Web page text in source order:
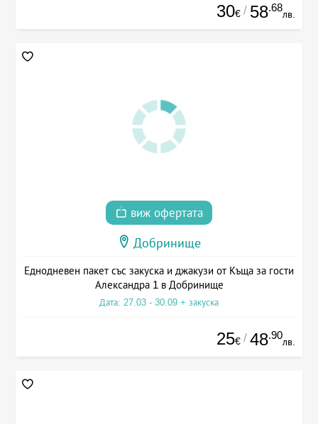
30€ / 58.68
лв.
виж офертата
Добринище
Еднодневен пакет със закуска и джакузи от Къща за гости
Александра 1 в Добринище
Дата: 27.03 - 30.09 + закуска
25€ / 48.90
лв.